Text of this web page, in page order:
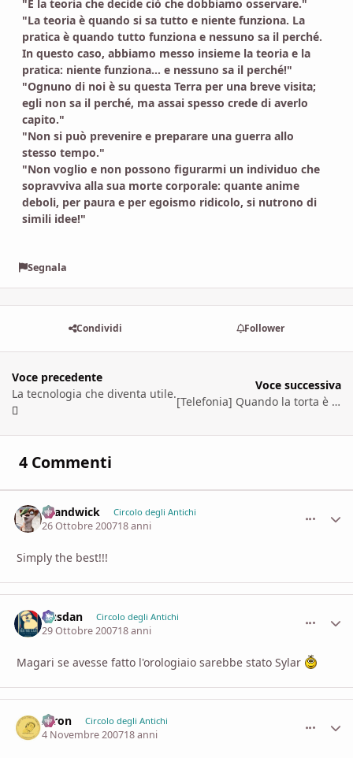
"È la teoria che decide ciò che dobbiamo osservare."
"La teoria è quando si sa tutto e niente funziona. La
pratica è quando tutto funziona e nessuno sa il perché.
In questo caso, abbiamo messo insieme la teoria e la
pratica: niente funziona… e nessuno sa il perché!"
"Ognuno di noi è su questa Terra per una breve visita;
egli non sa il perché, ma assai spesso crede di averlo
capito."
"Non si può prevenire e preparare una guerra allo
stesso tempo."
"Non voglio e non possono figurarmi un individuo che
sopravviva alla sua morte corporale: quante anime
deboli, per paura e per egoismo ridicolo, si nutrono di
simili idee!"
Segnala
Condividi Follower
Voce precedente
La tecnologia che diventa utile.
Voce successiva
[Telefonia] Quando la torta è grossa...
4 Commenti
chandwick Circolo degli Antichi
26 Ottobre 200718 anni
Simply the best!!!
Dusdan Circolo degli Antichi
29 Ottobre 200718 anni
Magari se avesse fatto l'orologiaio sarebbe stato Sylar
Airon Circolo degli Antichi
4 Novembre 200718 anni